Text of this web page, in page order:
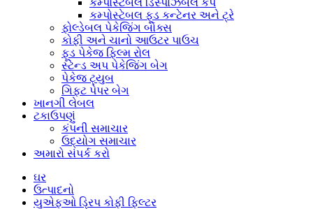
કમ્પોસ્ટેબલ ડિસ્પોઝેબલ કપ
કમ્પોસ્ટેબલ ફૂડ કન્ટેનર અને ટ્રે
ફોલ્ડેબલ પેકેજિંગ બોક્સ
કોફી અને ચાનો આઉટર પાઉચ
ફૂડ પેકેજ ફિલ્મ રોલ
સ્ટેન્ડ અપ પેકેજિંગ બેગ
પેકેજ ટ્યુબ
ગિફ્ટ પેપર બેગ
ખાનગી લેબલ
ટકાઉપણું
કંપની સમાચાર
ઉદ્યોગ સમાચાર
અમારો સંપર્ક કરો
ઘર
ઉત્પાદનો
યુએફઓ ડ્રિપ કોફી ફિલ્ટર